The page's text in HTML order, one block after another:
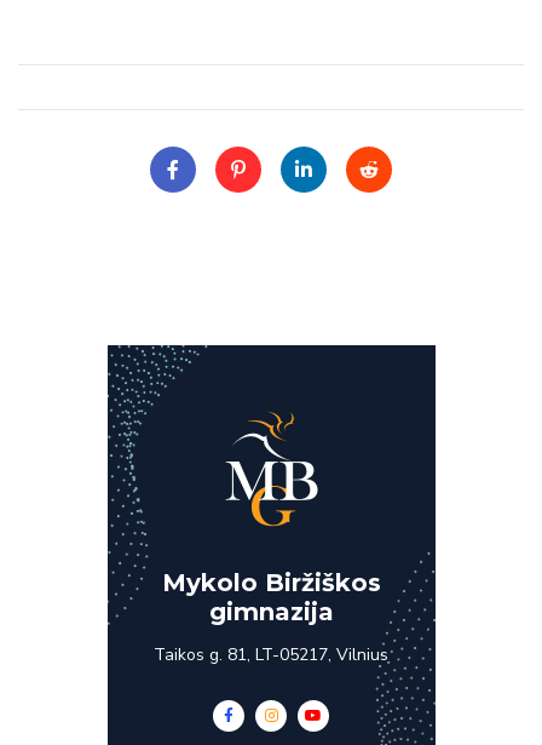
Mykolo Biržiškos
gimnazija
Taikos g. 81, LT-05217, Vilnius